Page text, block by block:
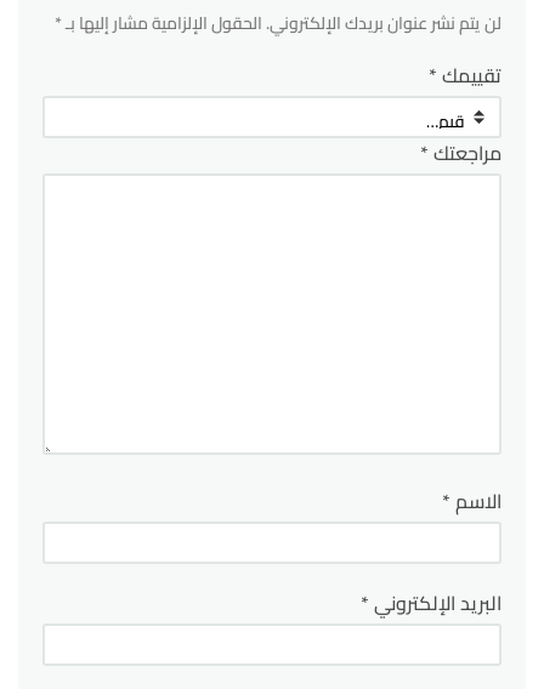
لن يتم نشر عنوان بريدك الإلكتروني.الحقول الإلزامية مشار إليها بـ*
تقييمك*
مراجعتك*
الاسم*
البريد الإلكتروني*